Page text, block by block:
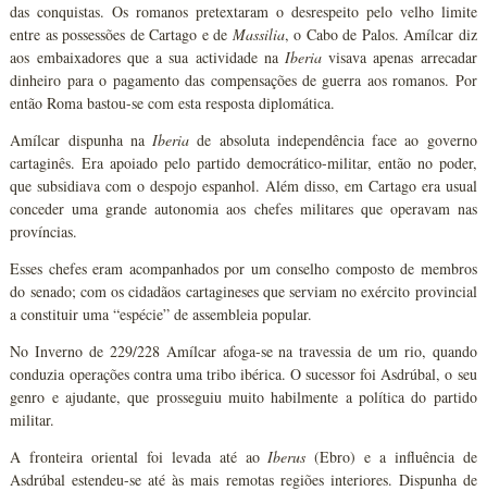
das conquistas. Os romanos pretextaram o desrespeito pelo velho limite
entre as possessões de Cartago e de Massilia, o Cabo de Palos. Amílcar diz
aos embaixadores que a sua actividade na Iberiavisava apenas arrecadar
dinheiro para o pagamento das compensações de guerra aos romanos. Por
então Roma bastou-se com esta resposta diplomática.
Amílcar dispunha naIberia de absoluta independência face ao governo
cartaginês. Era apoiado pelo partido democrático-militar, então no poder,
que subsidiava com o despojo espanhol. Além disso, em Cartago era usual
conceder uma grande autonomia aos chefes militares que operavam nas
províncias.
Esses chefes eram acompanhados por um conselho composto de membros
do senado; com os cidadãos cartagineses que serviam no exército provincial
a constituir uma “espécie” de assembleia popular.
No Inverno de 229/228 Amílcar afoga-se na travessia de um rio, quando
conduzia operações contra uma tribo ibérica. O sucessor foi Asdrúbal, o seu
genro e ajudante, que prosseguiu muito habilmente a política do partido
militar.
A fronteira oriental foi levada até aoIberus (Ebro) e a influência de
Asdrúbal estendeu-se até às mais remotas regiões interiores. Dispunha de